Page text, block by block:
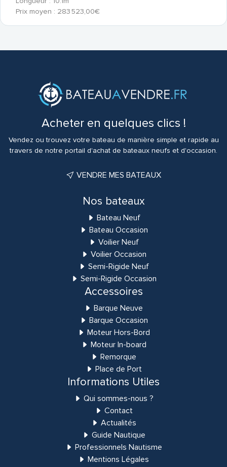
Prix moyen : 283 523,00€
Acheter en quelques clics !
Vendez ou trouvez votre bateau de manière simple et rapide au
travers de notre portail d'achat de bateaux neufs et d'occasion.
VENDRE MES BATEAUX
Nos bateaux
Bateau Neuf
Bateau Occasion
Voilier Neuf
Voilier Occasion
Semi-Rigide Neuf
Semi-Rigide Occasion
Accessoires
Barque Neuve
Barque Occasion
Moteur Hors-Bord
Moteur In-board
Remorque
Place de Port
Informations Utiles
Qui sommes-nous ?
Contact
Actualités
Guide Nautique
Professionnels Nautisme
Mentions Légales